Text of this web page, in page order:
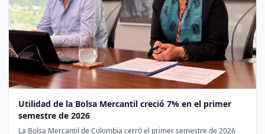
Utilidad de la Bolsa Mercantil creció 7% en el primer
semestre de 2026
La Bolsa Mercantil de Colombia cerró el primer semestre de 2026